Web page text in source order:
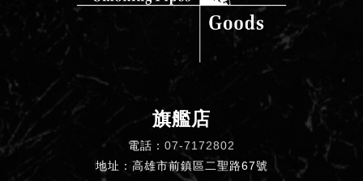
旗艦店
電話： 07-7172802
地址：高雄市前鎮區二聖路67號